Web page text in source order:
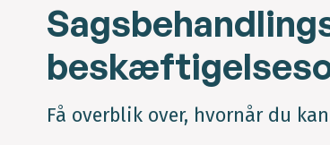
Få overblik over, hvornår du